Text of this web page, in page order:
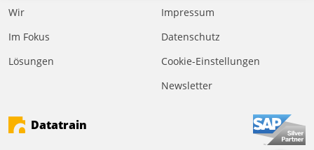
profitieren: Die nahtlose
Integration der Lösungen
Datatrain ermöglicht
Mieterbefragungen – eine
starke Grundlage für
Wir
Im Fokus
Lösungen
Impressum
Datenschutz
Cookie-Einstellungen
Newsletter
Datatrain